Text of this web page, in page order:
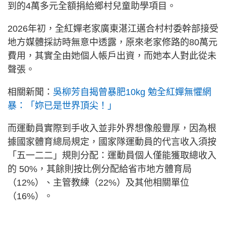
到的4萬多元全額捐給鄉村兒童助學項目。
2026年初，全紅嬋老家廣東湛江邁合村村委幹部接受
地方媒體採訪時無意中透露，原來老家修路的80萬元
費用，其實全由她個人帳戶出資，而她本人對此從未
聲張。
相關新聞： 吳柳芳自揭曾暴肥10kg 勉全紅嬋無懼網
暴：「妳已是世界頂尖！」
而運動員實際到手收入並非外界想像般豐厚，因為根
據國家體育總局規定，國家隊運動員的代言收入須按
「五一二二」規則分配：運動員個人僅能獲取總收入
的 50%，其餘則按比例分配給省市地方體育局
（12%）、主管教練（22%）及其他相關單位
（16%）。